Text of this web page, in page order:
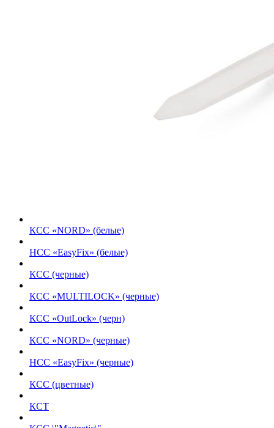
КСС «NORD» (белые)
НСС «EasyFix» (белые)
КСС (черные)
КСС «MULTILOCK» (черные)
КСС «OutLock» (черн)
КСС «NORD» (черные)
НСС «EasyFix» (черные)
КСС (цветные)
КСТ